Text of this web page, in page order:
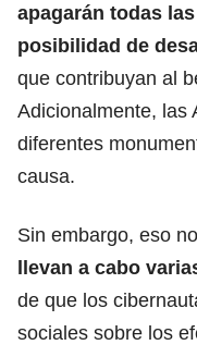
apagarán todas
posibilidad de
que contribuyan al
Adicionalmente, las
diferentes
causa.
Sin embargo, eso
llevan a cabo
de que los
sociales sobre los